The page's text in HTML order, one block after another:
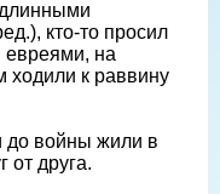
длинными
кто-то просил
на
ходили к раввину
до войны жили в
от друга.